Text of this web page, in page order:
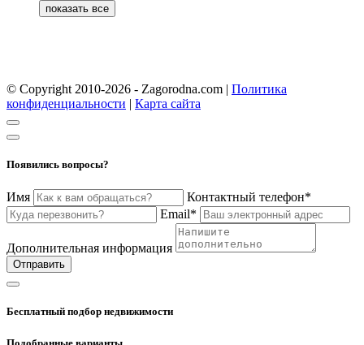
© Copyright 2010-2026 - Zagorodna.com | Политика
конфиденциальности | Карта сайта
Появились вопросы?
Имя
Контактный телефон*
Email*
Дополнительная информация
Отправить
Бесплатный подбор недвижимости